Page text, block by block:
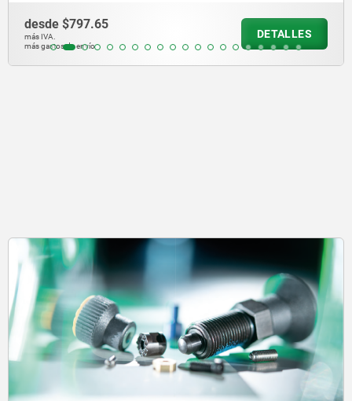
desde$133.04
más gastos de envío
DETALLES